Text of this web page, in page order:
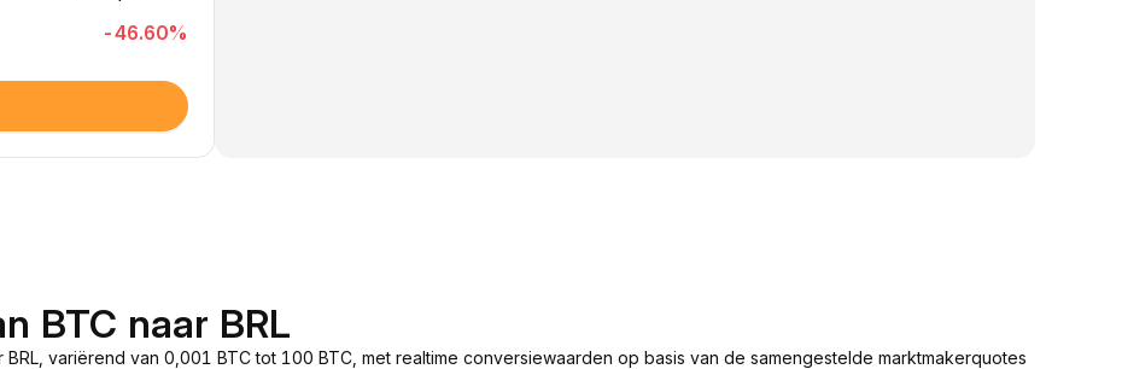
-46.60%
BTC naar BRL
variërend van 0,001 BTC tot 100 BTC, met realtime conversiewaarden op basis van de samengestelde marktmakerquotes